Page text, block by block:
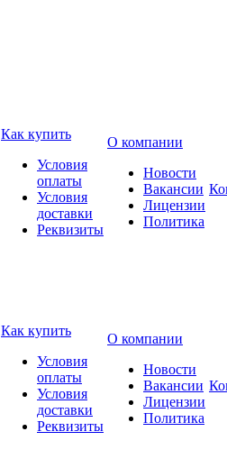
Как купить
Условия
оплаты
Условия
доставки
Реквизиты
О компании
Новости
Вакансии
Лицензии
Политика
Как купить
Условия
оплаты
Условия
доставки
Реквизиты
О компании
Новости
Вакансии
Лицензии
Политика